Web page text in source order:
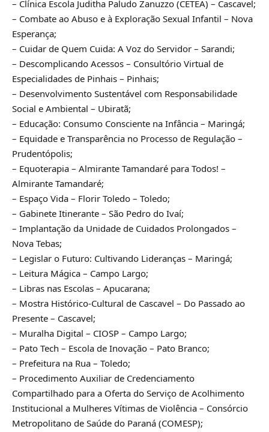
– Clínica Escola Juditha Paludo Zanuzzo (CETEA) – Cascavel;
– Combate ao Abuso e à Exploração Sexual Infantil – Nova
Esperança;
– Cuidar de Quem Cuida: A Voz do Servidor – Sarandi;
– Descomplicando Acessos – Consultório Virtual de
Especialidades de Pinhais – Pinhais;
– Desenvolvimento Sustentável com Responsabilidade
Social e Ambiental – Ubiratã;
– Educação: Consumo Consciente na Infância – Maringá;
– Equidade e Transparência no Processo de Regulação –
Prudentópolis;
– Equoterapia – Almirante Tamandaré para Todos! –
Almirante Tamandaré;
– Espaço Vida – Florir Toledo – Toledo;
– Gabinete Itinerante – São Pedro do Ivaí;
– Implantação da Unidade de Cuidados Prolongados –
Nova Tebas;
– Legislar o Futuro: Cultivando Lideranças – Maringá;
– Leitura Mágica – Campo Largo;
– Libras nas Escolas – Apucarana;
– Mostra Histórico-Cultural de Cascavel – Do Passado ao
Presente – Cascavel;
– Muralha Digital – CIOSP – Campo Largo;
– Pato Tech – Escola de Inovação – Pato Branco;
– Prefeitura na Rua – Toledo;
– Procedimento Auxiliar de Credenciamento
Compartilhado para a Oferta do Serviço de Acolhimento
Institucional a Mulheres Vítimas de Violência – Consórcio
Metropolitano de Saúde do Paraná (COMESP);